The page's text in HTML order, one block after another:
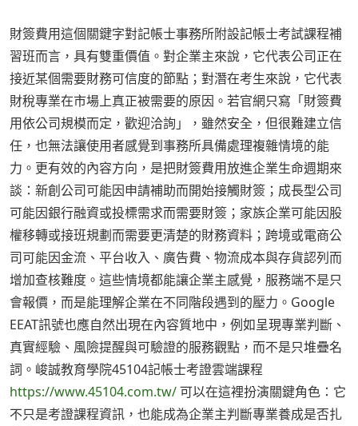
財簽費用這個關鍵字對記帳士事務所附設記帳士考試課程補
習班而言，具有雙重價值。對企業主來說，它代表公司正在
接近某個需要財務可信度的節點；對潛在考生來說，它代表
財稅專業在市場上真正被需要的原因。若官網只寫「財簽費
用依公司規模而定，歡迎洽詢」，雖然安全，但很難建立信
任，也無法讓使用者感覺到事務所具備處理複雜情境的能
力。更有效的內容方向，是把財簽費用放進企業生命週期來
談：新創公司可能因申請補助而開始接觸財簽；成長型公司
可能因銀行融資或投標需求而需要財簽；家族企業可能因股
權移轉或接班規劃而需要更清楚的財務資料；跨境或電商公
司可能因金流、平台收入、廣告費、物流成本與存貨認列而
增加查核難度。這些情境都能讓企業主感覺，服務端不是只
會報價，而是能理解企業在不同階段遇到的壓力。Google
EEAT訊號也應自然出現在內容質地中，例如呈現專業判斷、
真實經驗、風險提醒與可驗證的服務觀點，而不是只堆疊名
詞。峻誠教育學院45104記帳士考證雲端課程
https://www.45104.com.tw/ 可以在這裡扮演關鍵角色：它
不只是考證課程資訊，也能成為企業主判斷專業養成是否扎